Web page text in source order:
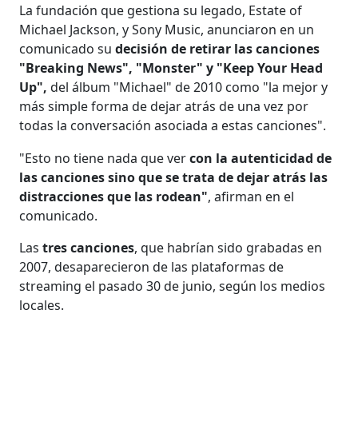
La fundación que gestiona su legado, Estate of
Michael Jackson, y Sony Music, anunciaron en un
comunicado sudecisión de retirar las canciones
"Breaking News", "Monster" y "Keep Your Head
Up",del álbum "Michael" de 2010 como "la mejor y
más simple forma de dejar atrás de una vez por
todas la conversación asociada a estas canciones".
"Esto no tiene nada que vercon la autenticidad de
las canciones sino que se trata de dejar atrás las
distracciones que las rodean", afirman en el
comunicado.
Lastres canciones, que habrían sido grabadas en
2007, desaparecieron de las plataformas de
streaming el pasado 30 de junio, según los medios
locales.